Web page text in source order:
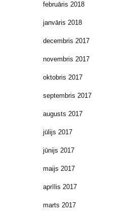
februāris 2018
janvāris 2018
decembris 2017
novembris 2017
oktobris 2017
septembris 2017
augusts 2017
jūlijs 2017
jūnijs 2017
maijs 2017
aprīlis 2017
marts 2017